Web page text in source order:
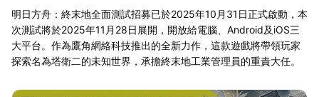
明日方舟：終末地全面測試招募已於2025年10月31日正式啟動，本
次測試將於2025年11月28日展開，開放給電腦、Android及iOS三
大平台。作為鷹角網絡科技推出的全新力作，這款遊戲將帶領玩家
探索名為塔衛二的未知世界，承擔終末地工業管理員的重責大任。